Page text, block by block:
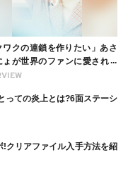
ワクの連鎖を作りたい」あさ
ょが世界のファンに愛される
ンタビュー】
っての炎上とは?6面ステーシ
クリアファイル入手方法を紹